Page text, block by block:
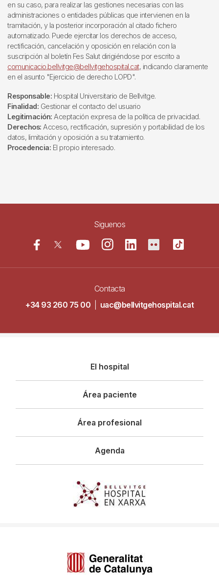
en su caso, para realizar las gestiones necesarias con las
administraciones o entidades públicas que intervienen en la
tramitación, y la posterior incorporación al citado fichero
automatizado. Puede ejercitar los derechos de acceso,
rectificación, cancelación y oposición en relación con la
suscripción al boletín Fes Salut dirigiéndose por escrito a
comunicacio.bellvitge@bellvitgehospital.cat, indicando claramente
en el asunto "Ejercicio de derecho LOPD".
Responsable: Hospital Universitario de Bellvitge.
Finalidad: Gestionar el contacto del usuario
Legitimación: Aceptación expresa de la política de privacidad.
Derechos: Acceso, rectificación, supresión y portabilidad de los
datos, limitación y oposición a su tratamiento.
Procedencia: El propio interesado.
Siguenos
Contacta
+34 93 260 75 00
uac@bellvitgehospital.cat
principal
El hospital
Área paciente
Área profesional
Agenda